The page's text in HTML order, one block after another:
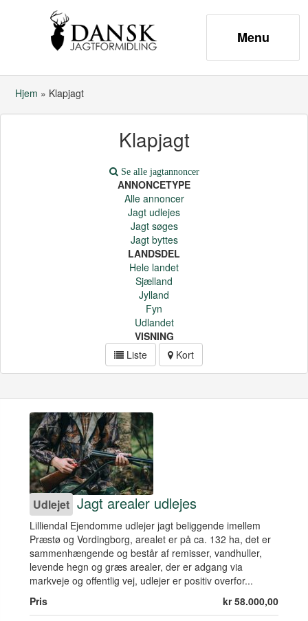
Hjem » Klapjagt
Klapjagt
Se alle jagtannoncer
ANNONCETYPE
Alle annoncer
Jagt udlejes
Jagt søges
Jagt byttes
LANDSDEL
Hele landet
Sjælland
Jylland
Fyn
Udlandet
VISNING
Liste
Kort
Udlejet Jagt arealer udlejes
Lilliendal Ejendomme udlejer jagt beliggende imellem
Præstø og Vordingborg, arealet er på ca. 132 ha, det er
sammenhængende og består af remisser, vandhuller,
levende hegn og græs arealer, der er adgang via
markveje og offentlig vej, udlejer er positiv overfor...
Pris
kr 58.000,00